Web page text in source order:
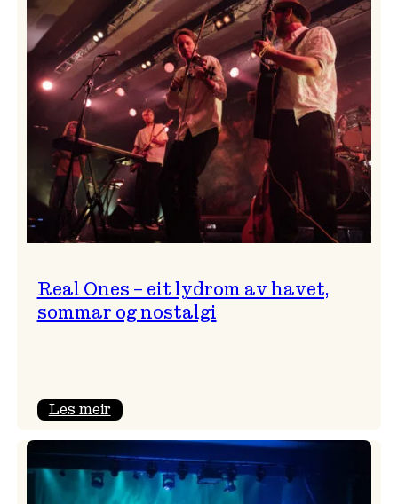
og
…?
Real Ones – eit lydrom av havet,
sommar og nostalgi
Les meir:
Ones
–
eit